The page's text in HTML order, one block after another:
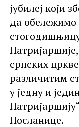
јубилеј који
да обележимо
српских
различитим
у једну и
Посланице.